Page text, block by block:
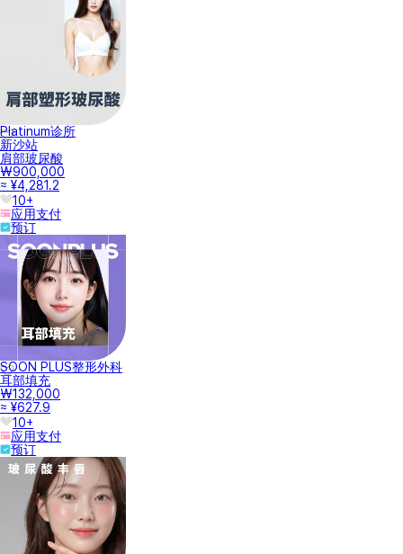
Platinum诊所
新沙站
肩部玻尿酸
₩900,000
≈ ¥4,281.2
10+
应用支付
预订
SOON PLUS整形外科
耳部填充
₩132,000
≈ ¥627.9
10+
应用支付
预订